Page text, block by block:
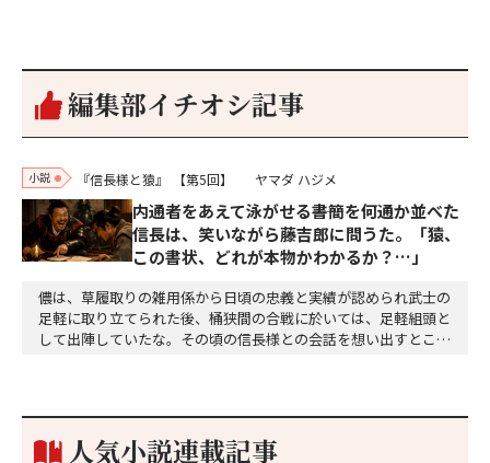
編集部イチオシ記事
小説 『信長様と猿』 【第5回】 ヤマダ ハジメ
内通者をあえて泳がせる――書簡を何通か並べた
信長は、笑いながら藤吉郎に問うた。「猿、
この書状、どれが本物かわかるか？…」
儂は、草履取りの雑用係から日頃の忠義と実績が認められ武士の
足軽に取り立てられた後、桶狭間の合戦に於いては、足軽組頭と
して出陣していたな。その頃の信長様との会話を想い出すとこん
り。どうして勝てたのか、未だにわかりません。…
人気小説連載記事